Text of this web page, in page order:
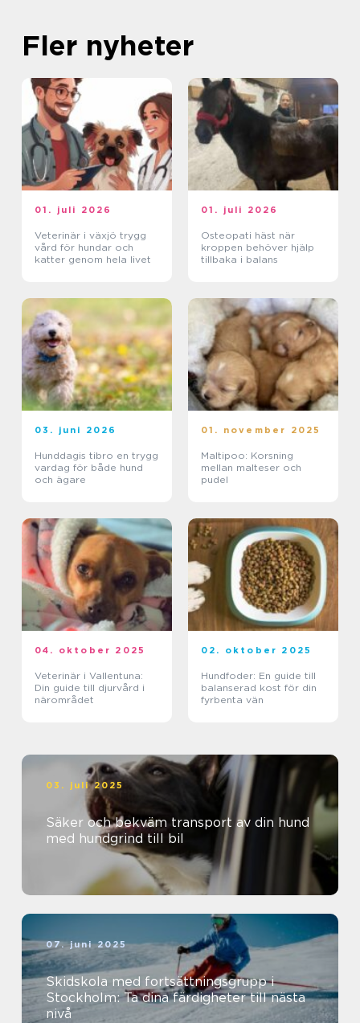
Fler nyheter
01. juli 2026
Veterinär i växjö trygg
vård för hundar och
katter genom hela livet
01. juli 2026
Osteopati häst när
kroppen behöver hjälp
tillbaka i balans
03. juni 2026
Hunddagis tibro en trygg
vardag för både hund
och ägare
01. november 2025
Maltipoo: Korsning
mellan malteser och
pudel
04. oktober 2025
Veterinär i Vallentuna:
Din guide till djurvård i
närområdet
02. oktober 2025
Hundfoder: En guide till
balanserad kost för din
fyrbenta vän
03. juli 2025
Säker och bekväm transport av din hund
med hundgrind till bil
07. juni 2025
Skidskola med fortsättningsgrupp i
Stockholm: Ta dina färdigheter till nästa
nivå